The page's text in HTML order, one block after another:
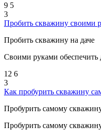
9 5
3
Пробить скважину своими
Пробить скважину на даче
Своими руками обеспечить
12 6
3
Как пробурить скважину
Пробурить самому
Пробурить самому